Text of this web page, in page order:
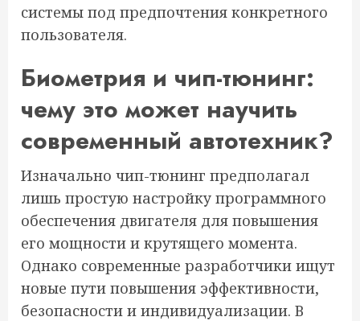
системы под предпочтения конкретного
пользователя.
Биометрия и чип-тюнинг:
чему это может научить
современный автотехник?
Изначально чип-тюнинг предполагал
лишь простую настройку программного
обеспечения двигателя для повышения
его мощности и крутящего момента.
Однако современные разработчики ищут
новые пути повышения эффективности,
безопасности и индивидуализации. В